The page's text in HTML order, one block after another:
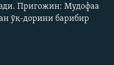
1080p
1080p
Пригожин: Мудофаа
ўқ-дорини барибир